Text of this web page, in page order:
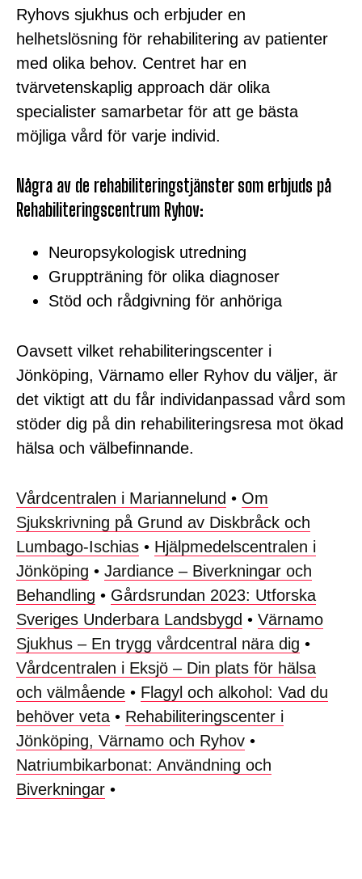
Ryhovs sjukhus och erbjuder en
helhetslösning för rehabilitering av patienter
med olika behov. Centret har en
tvärvetenskaplig approach där olika
specialister samarbetar för att ge bästa
möjliga vård för varje individ.
Några av de rehabiliteringstjänster som erbjuds på
Rehabiliteringscentrum Ryhov:
Neuropsykologisk utredning
Gruppträning för olika diagnoser
Stöd och rådgivning för anhöriga
Oavsett vilket rehabiliteringscenter i
Jönköping, Värnamo eller Ryhov du väljer, är
det viktigt att du får individanpassad vård som
stöder dig på din rehabiliteringsresa mot ökad
hälsa och välbefinnande.
Vårdcentralen i Mariannelund • Om
Sjukskrivning på Grund av Diskbråck och
Lumbago-Ischias • Hjälpmedelscentralen i
Jönköping • Jardiance – Biverkningar och
Behandling • Gårdsrundan 2023: Utforska
Sveriges Underbara Landsbygd • Värnamo
Sjukhus – En trygg vårdcentral nära dig •
Vårdcentralen i Eksjö – Din plats för hälsa
och välmående • Flagyl och alkohol: Vad du
behöver veta • Rehabiliteringscenter i
Jönköping, Värnamo och Ryhov •
Natriumbikarbonat: Användning och
Biverkningar •